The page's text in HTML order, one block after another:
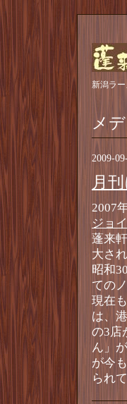
新潟ラ
メ
2009-
月
2007
ジョ
蓬来
大さ
昭和
ての
現在
は、
の3店
ん」
が今
られ